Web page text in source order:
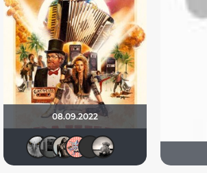
08.09.2022
xTwoЧехонтеПипенька
brusell
Рижанка